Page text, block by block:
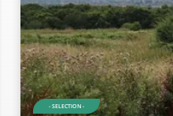
- SELECTION -